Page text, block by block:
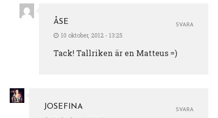
ÅSE
10 oktober, 2012 - 13:25
Tack! Tallriken är en Matteus =)
SVARA
JOSEFINA
SVARA